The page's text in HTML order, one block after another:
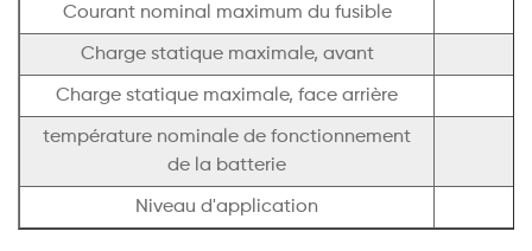
Courant nominal maximum du fusible
Charge statique maximale, avant
Charge statique maximale, face arrière
température nominale de fonctionnement
de la batterie
Niveau d'application